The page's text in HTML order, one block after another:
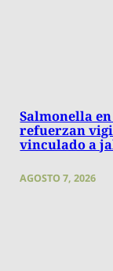
Salmonella
refuerzan
vinculado a
AGOSTO 7, 2026